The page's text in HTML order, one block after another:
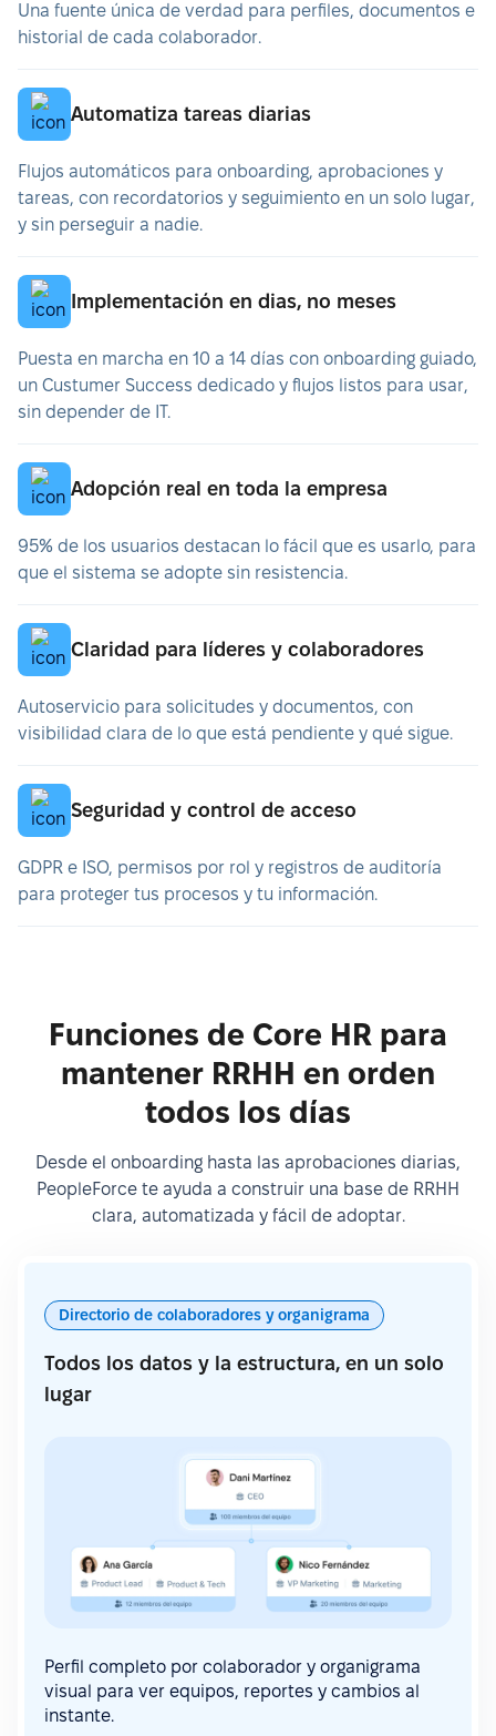
Una fuente única de verdad para perfiles, documentos e
historial de cada colaborador.
Automatiza tareas diarias
Flujos automáticos para onboarding, aprobaciones y
tareas, con recordatorios y seguimiento en un solo lugar,
y sin perseguir a nadie.
Implementación en dias, no meses
Puesta en marcha en 10 a 14 días con onboarding guiado,
un Custumer Success dedicado y flujos listos para usar,
sin depender de IT.
Adopción real en toda la empresa
95% de los usuarios destacan lo fácil que es usarlo, para
que el sistema se adopte sin resistencia.
Claridad para líderes y colaboradores
Autoservicio para solicitudes y documentos, con
visibilidad clara de lo que está pendiente y qué sigue.
Seguridad y control de acceso
GDPR e ISO, permisos por rol y registros de auditoría
para proteger tus procesos y tu información.
Funciones de Core HR para
mantener RRHH en orden
todos los días
Desde el onboarding hasta las aprobaciones diarias,
PeopleForce te ayuda a construir una base de RRHH
clara, automatizada y fácil de adoptar.
Directorio de colaboradores y organigrama
Todos los datos y la estructura, en un solo
lugar
Perfil completo por colaborador y organigrama
visual para ver equipos, reportes y cambios al
instante.